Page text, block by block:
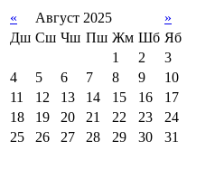
« Август 2025
»
Дш Сш Чш Пш Жм Шб Яб
1
2
3
4
5 6 7 8 9
10
11
12 13 14 15 16
17
18
19 20 21 22 23
24
25
26 27 28 29 30 31